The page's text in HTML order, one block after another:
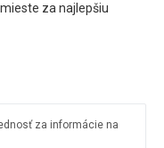
za najlepšiu
za informácie na